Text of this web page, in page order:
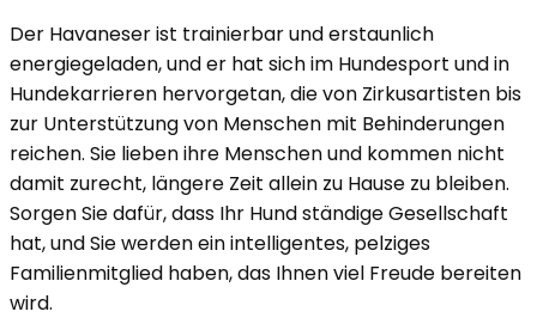
Der Havaneser ist trainierbar und erstaunlich
energiegeladen, und er hat sich im Hundesport und in
Hundekarrieren hervorgetan, die von Zirkusartisten bis
zur Unterstützung von Menschen mit Behinderungen
reichen. Sie lieben ihre Menschen und kommen nicht
damit zurecht, längere Zeit allein zu Hause zu bleiben.
Sorgen Sie dafür, dass Ihr Hund ständige Gesellschaft
hat, und Sie werden ein intelligentes, pelziges
Familienmitglied haben, das Ihnen viel Freude bereiten
wird.